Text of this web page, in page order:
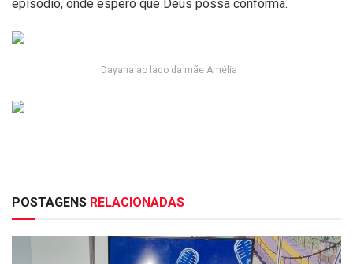
episódio, onde espero que Deus possa conforma.
Dayana ao lado da mãe Amélia
POSTAGENS RELACIONADAS